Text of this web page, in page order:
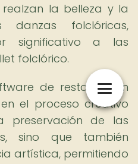
la belleza y la
folclóricas,
significativo a las
folclórico.
de restauración
el proceso creativo
preservación de las
sino que también
artística, permitiendo